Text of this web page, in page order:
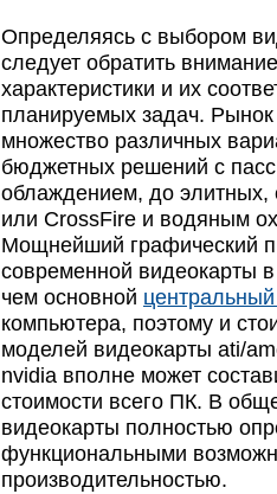
Определяясь с выбором
следует обратить
характеристики и их
планируемых задач. Рынок
множество различных
бюджетных решений с
облаждением, до элитных,
или CrossFire и водяным
Мощнейший графический
современной видеокарты
чем основной
компьютера, поэтому и
моделей видеокарты ati/
nvidia вполне может
стоимости всего ПК. В
видеокарты полностью
функциональными
производительностью.